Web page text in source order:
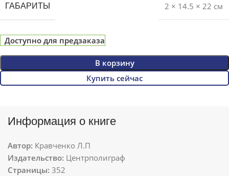
ГАБАРИТЫ 2 × 14.5 × 22 см
Доступно для предзаказа
В корзину
Купить сейчас
Информация о книге
Автор: Кравченко Л.П
Издательство: Центрполиграф
Страницы: 352